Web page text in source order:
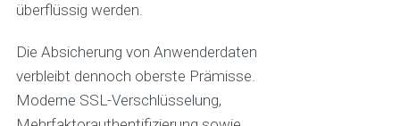
überflüssig werden.
Die Absicherung von Anwenderdaten
verbleibt dennoch oberste Prämisse.
Moderne SSL-Verschlüsselung,